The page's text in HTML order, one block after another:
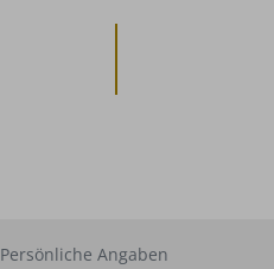
Persönliche Angaben